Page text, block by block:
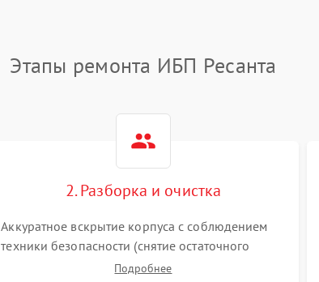
Этапы ремонта ИБП Ресанта
2. Разборка и очистка
Аккуратное вскрытие корпуса с соблюдением
техники безопасности (снятие остаточного
заряда). Очистка плат, радиаторов и кулеров от
Подробнее